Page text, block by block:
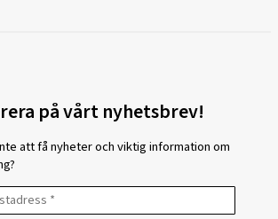
på vårt nyhetsbrev!
att få nyheter och viktig information om